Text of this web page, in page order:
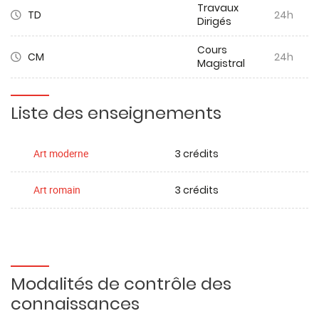
TD
Travaux
Dirigés
24h
CM
Cours
Magistral
24h
Liste des enseignements
Art moderne 3 crédits
Art romain 3 crédits
Modalités de contrôle des
connaissances